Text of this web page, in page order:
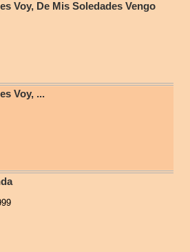
Voy, De Mis Soledades Vengo
Voy, ...